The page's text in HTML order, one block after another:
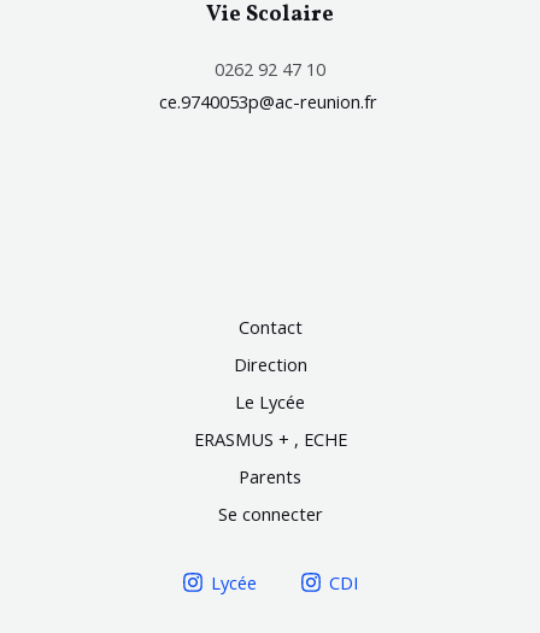
Vie Scolaire
0262 92 47 10
ce.9740053p@ac-reunion.fr
Contact
Direction
Le Lycée
ERASMUS + , ECHE
Parents
Se connecter
Lycée CDI